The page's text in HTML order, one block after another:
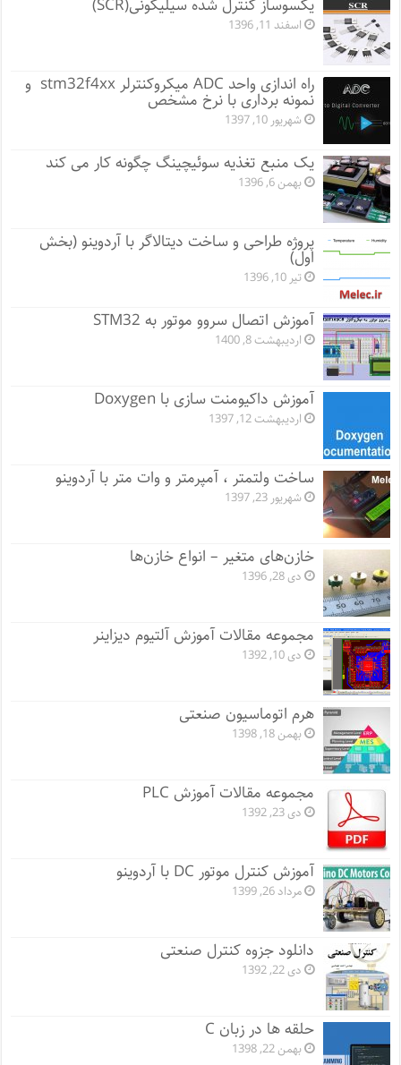
یکسوساز کنترل شده سیلیکونی(SCR)
اسفند 11, 1396
راه اندازی واحد ADC میکروکنترلر stm32f4xx و
نمونه برداری با نرخ مشخص
شهریور 10, 1397
یک منبع تغذیه سوئیچینگ چگونه کار می کند
بهمن 6, 1396
پروژه طراحی و ساخت دیتالاگر با آردوینو (بخش
اول)
تیر 10, 1396
آموزش اتصال سروو موتور به STM32
اردیبهشت 8, 1400
آموزش داکیومنت سازی با Doxygen
اردیبهشت 12, 1397
ساخت ولتمتر ، آمپرمتر و وات متر با آردوینو
شهریور 23, 1397
خازن‌های متغیر – انواع خازن‌ها
دی 28, 1396
مجموعه مقالات آموزش آلتیوم دیزاینر
دی 10, 1392
هرم اتوماسیون صنعتی
بهمن 18, 1398
مجموعه مقالات آموزش PLC
دی 23, 1392
آموزش کنترل موتور DC با آردوینو
مرداد 26, 1399
دانلود جزوه کنترل صنعتی
دی 22, 1392
حلقه ها در زبان C
بهمن 22, 1398